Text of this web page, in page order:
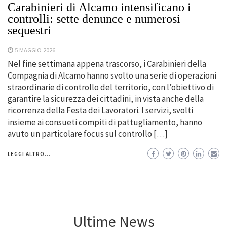
Carabinieri di Alcamo intensificano i
controlli: sette denunce e numerosi
sequestri
5 MAGGIO 2026
Nel fine settimana appena trascorso, i Carabinieri della
Compagnia di Alcamo hanno svolto una serie di operazioni
straordinarie di controllo del territorio, con l’obiettivo di
garantire la sicurezza dei cittadini, in vista anche della
ricorrenza della Festa dei Lavoratori. I servizi, svolti
insieme ai consueti compiti di pattugliamento, hanno
avuto un particolare focus sul controllo […]
LEGGI ALTRO...
Ultime News